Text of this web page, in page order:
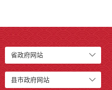
省政府网站
县市政府网站